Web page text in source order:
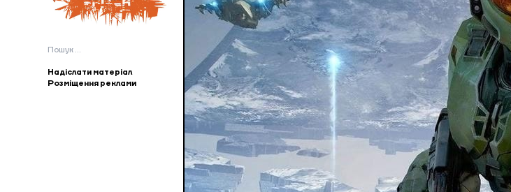
Пошук:
Надіслати матеріал
Розміщення реклами